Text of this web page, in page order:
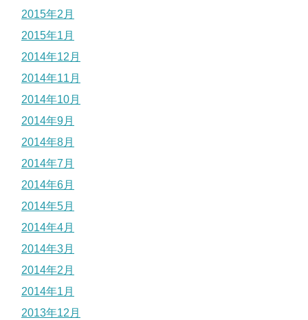
2015年2月
2015年1月
2014年12月
2014年11月
2014年10月
2014年9月
2014年8月
2014年7月
2014年6月
2014年5月
2014年4月
2014年3月
2014年2月
2014年1月
2013年12月